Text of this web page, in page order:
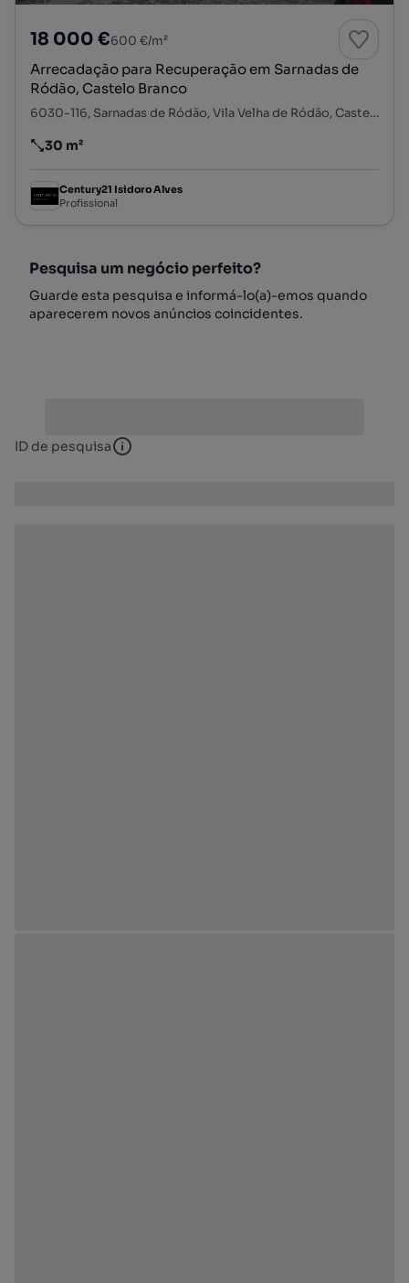
18 000 €600 €/m²
Arrecadação para Recuperação em Sarnadas de
Ródão, Castelo Branco
6030-116, Sarnadas de Ródão, Vila Velha de Ródão, Castelo Branco
Preço por metro quadrado
30 m²
Century21 Isidoro Alves
Profissional
Pesquisa um negócio perfeito?
Guarde esta pesquisa e informá-lo(a)-emos quando
aparecerem novos anúncios coincidentes.
ID de pesquisa ID de pesquisa